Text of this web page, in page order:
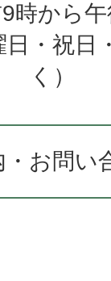
から午
日・祝日
く）
・お問い